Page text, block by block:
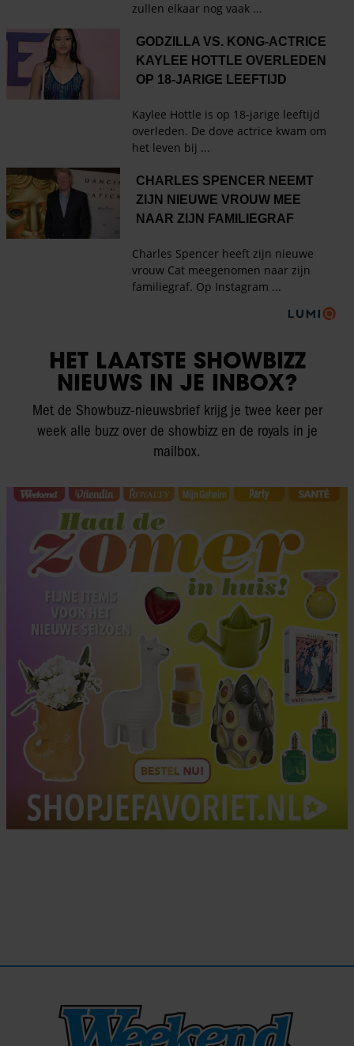
HET LAATSTE SHOWBIZZ
NIEUWS IN JE INBOX?
Met de Showbuzz-nieuwsbrief krijg je twee keer per
week alle buzz over de showbizz en de royals in je
mailbox.